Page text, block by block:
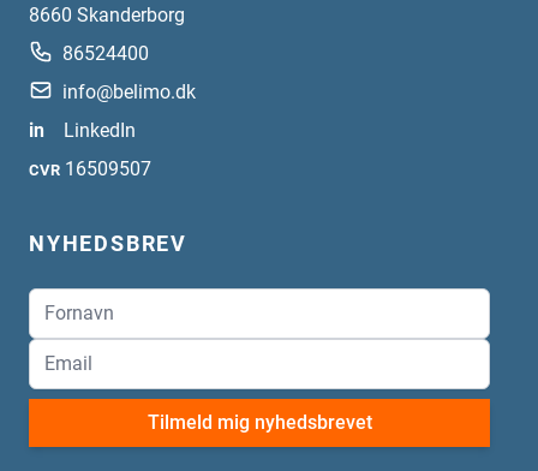
8660 Skanderborg
86524400
info@belimo.dk
in
LinkedIn
CVR 16509507
NYHEDSBREV
Tilmeld mig nyhedsbrevet